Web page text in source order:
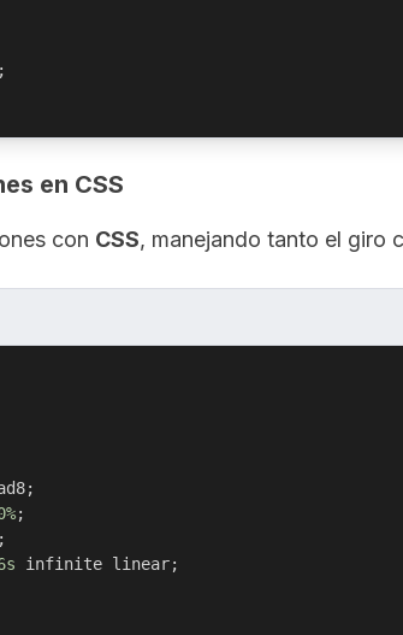
;
en CSS
con CSS, manejando tanto el giro
;
%;
;
s infinite linear;